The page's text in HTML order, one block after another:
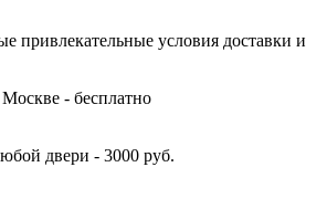
привлекательные условия доставки и
- бесплатно
двери - 3000 руб.